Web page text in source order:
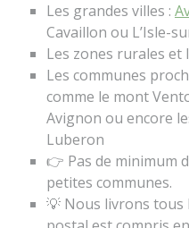
Les grandes villes :
Cavaillon ou L’Isle-
Les zones rurales et
Les communes
comme le mont
Avignon ou encore
Luberon
👉 Pas de minimum
petites communes.
💡 Nous livrons tous